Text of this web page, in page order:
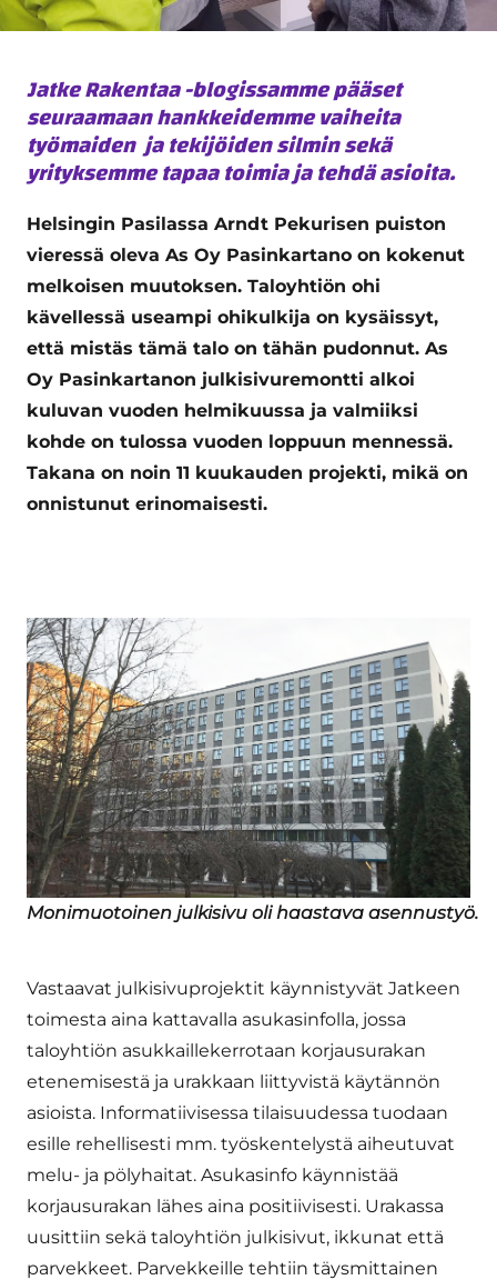
Jatke Rakentaa -blogissamme pääset
seuraamaan hankkeidemme vaiheita
työmaiden ja tekijöiden silmin sekä
yrityksemme tapaa toimia ja tehdä asioita.
Helsingin Pasilassa Arndt Pekurisen puiston
vieressä oleva As Oy Pasinkartano on kokenut
melkoisen muutoksen. Taloyhtiön ohi
kävellessä useampi ohikulkija on kysäissyt,
että mistäs tämä talo on tähän pudonnut. As
Oy Pasinkartanon julkisivuremontti alkoi
kuluvan vuoden helmikuussa ja valmiiksi
kohde on tulossa vuoden loppuun mennessä.
Takana on noin 11 kuukauden projekti, mikä on
onnistunut erinomaisesti.
Monimuotoinen julkisivu oli haastava asennustyö.
Vastaavat julkisivuprojektit käynnistyvät Jatkeen
toimesta aina kattavalla asukasinfolla, jossa
taloyhtiön asukkaillekerrotaan korjausurakan
etenemisestä ja urakkaan liittyvistä käytännön
asioista. Informatiivisessa tilaisuudessa tuodaan
esille rehellisesti mm. työskentelystä aiheutuvat
melu- ja pölyhaitat. Asukasinfo käynnistää
korjausurakan lähes aina positiivisesti. Urakassa
uusittiin sekä taloyhtiön julkisivut, ikkunat että
parvekkeet. Parvekkeille tehtiin täysmittainen